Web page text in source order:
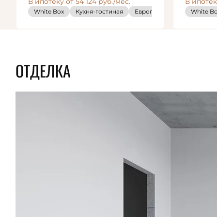
White Box Кухня-гостиная Европланировка White
White
ОТДЕЛКА